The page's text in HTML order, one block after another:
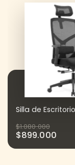
$1.080.000
$899.000